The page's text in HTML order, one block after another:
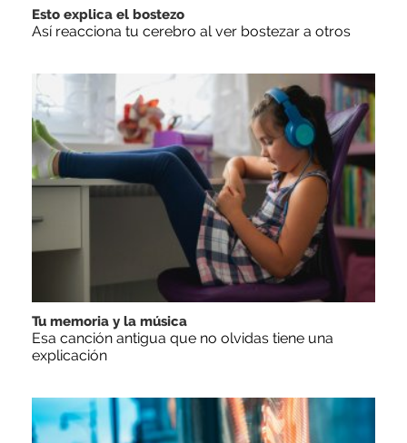
Esto explica el bostezo
Así reacciona tu cerebro al ver bostezar a otros
Tu memoria y la música
Esa canción antigua que no olvidas tiene una
explicación